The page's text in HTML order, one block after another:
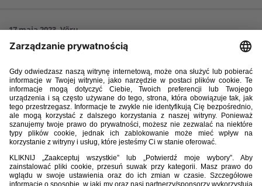
17 maja 2023, Võru
Polska – Francja 0:3 (0:1)
Polska: 12. Julia Woźniak – 2. Dominika Szkwarek, 13. Klaudia
Kiełczewska, 14. Jagoda Cyraniak – 7. Gabriela Lewicka (67, 20. Inez
Sikora), 6. Magdalena Półrolniczak (87, 5. Iga Witkowska), 17. Zofia
Dubiel (67, 3. Zuzanna Witek), 19. Weronika Araśniewicz, 11. Paulina
Guzik (67, 18. Wiktoria Kuprowska) – 15. Julia Gutowska (46, 10. Kinga
Francja: 1. Alyssa Fernandes – 2. Céleste Delcroix (46, 3. Taëryne Job),
5. Wassa Sangaré, 15. Célia Delaby, 4. Marie Mulot – 14. Élisa Rambaud